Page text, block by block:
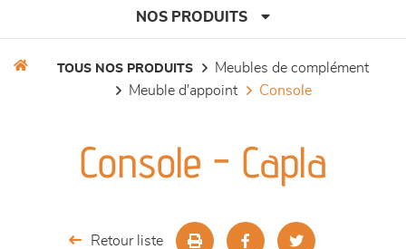
NOS PRODUITS
TOUS NOS PRODUITS
meubles de complément
meuble d'appoint
console
Console - Capla
Retour liste